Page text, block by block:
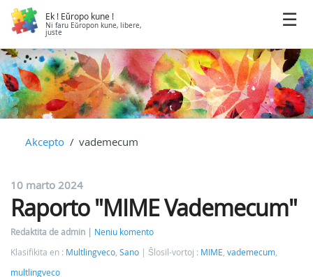
Ek ! Eŭropo kune !
Ni faru Eŭropon kune, libere,
juste
Akcepto vademecum
10 marto 2024
Raporto "MIME Vademecum"
Redaktita de admin
Neniu komento
Klasifikita en : Multlingveco Sano Ŝlosil-vortoj : MIME vademecum
multlingveco